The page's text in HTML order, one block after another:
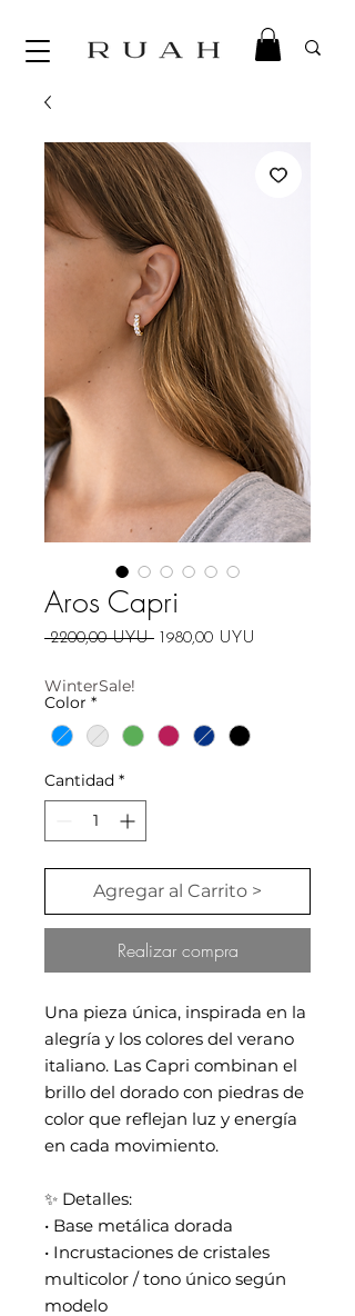
Aros Capri
2200,00 UYU Precio
1980,00 UYU
WinterSale!
Color *
Cantidad *
Agregar al Carrito >
Realizar compra
Una pieza única, inspirada en la
alegría y los colores del verano
italiano. Las Capri combinan el
brillo del dorado con piedras de
color que reflejan luz y energía
en cada movimiento.
✨ Detalles:
• Base metálica dorada
• Incrustaciones de cristales
multicolor / tono único según
modelo